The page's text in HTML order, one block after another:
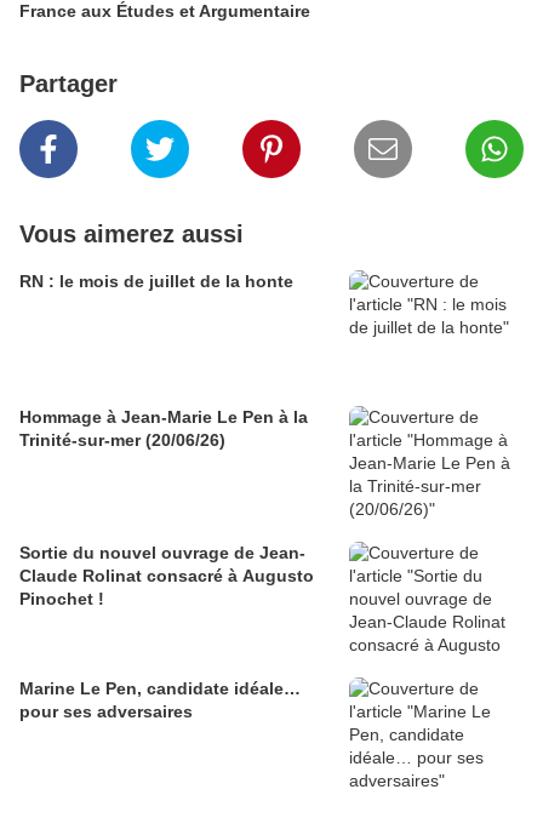
France aux Études et Argumentaire
Partager
Vous aimerez aussi
RN : le mois de juillet de la honte
Hommage à Jean-Marie Le Pen à la
Trinité-sur-mer (20/06/26)
Sortie du nouvel ouvrage de Jean-
Claude Rolinat consacré à Augusto
Pinochet !
Marine Le Pen, candidate idéale…
pour ses adversaires